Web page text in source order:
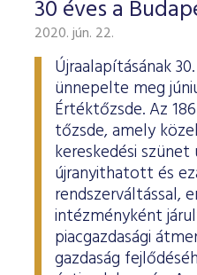
30 éves a
2020. jún. 22.
Újraalapításának
ünnepelte meg
Értéktőzsde. Az
tőzsde, amely
kereskedési
újranyithatott és
rendszerváltással,
intézményként
piacgazdasági
gazdaság